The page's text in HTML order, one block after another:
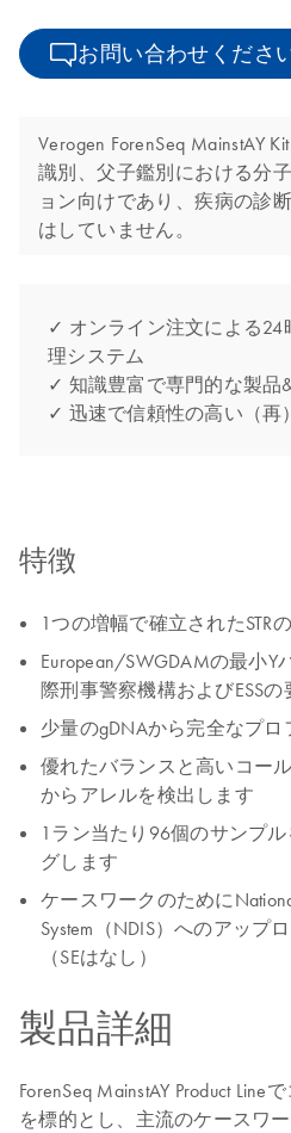
お問い合わせくださ
Verogen ForenSeq MainstAY
識別、父子鑑別における分
ョン向けであり、疾病の診
はしていません。
✓ オンライン注文による24
理システム
✓ 知識豊富で専門的な製品
✓ 迅速で信頼性の高い（再
特徴
1つの増幅で確立されたSTR
European/SWGDAMの最小Y
際刑事警察機構およびESS
少量のgDNAから完全なプロ
優れたバランスと高いコー
からアレルを検出します
1ラン当たり96個のサンプ
グします
ケースワークのために
System（NDIS）へのアップ
（SEはなし）
製品詳細
ForenSeq MainstAY Product Line
を標的とし、主流のケースワ